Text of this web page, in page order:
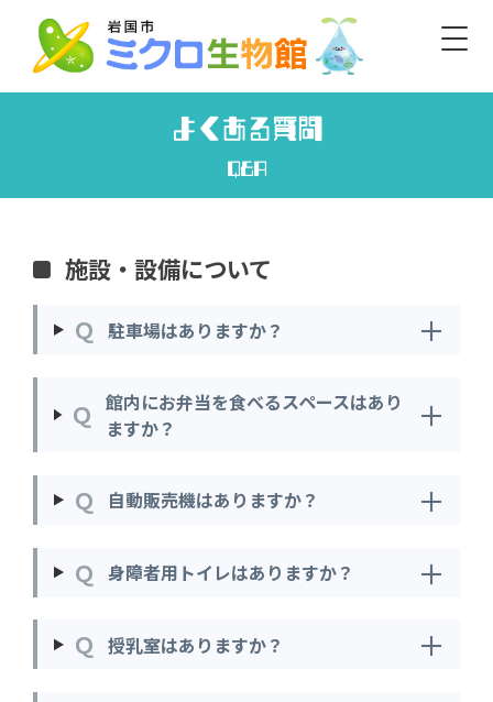
content
Iwakuni Micro-Life Museum
開館／9:30～16:30 休館／毎週水曜・年末年始
よくある質問
Q&A
施設・設備について
Ｑ 駐車場はありますか？ ＋
Ｑ 館内にお弁当を食べるスペースはあり
ますか？
＋
Ｑ 自動販売機はありますか？ ＋
Ｑ 身障者用トイレはありますか？ ＋
Ｑ 授乳室はありますか？ ＋